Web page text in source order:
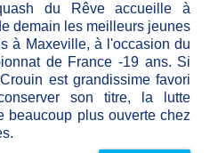
du Rêve accueille à
demain les meilleurs jeunes
à Maxeville, à l'occasion du
de France -19 ans. Si
est grandissime favori
son titre, la lutte
beaucoup plus ouverte chez